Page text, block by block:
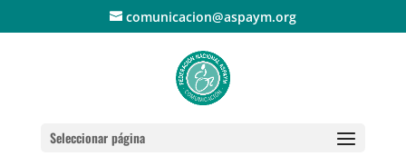
comunicacion@aspaym.org
Seleccionar página